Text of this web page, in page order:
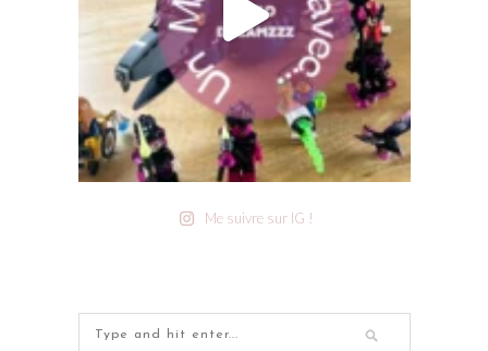
Me suivre sur IG !